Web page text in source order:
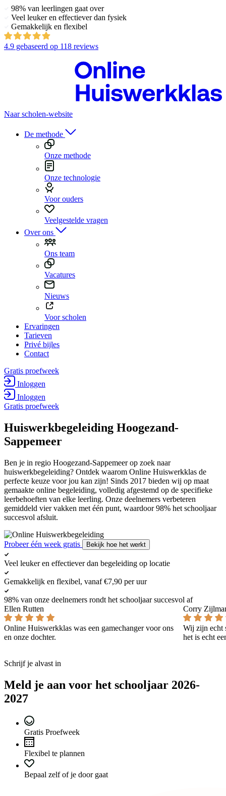
98% van leerlingen gaat over
Veel leuker en effectiever dan fysiek
Gemakkelijk en flexibel
4.9 gebaseerd op 118 reviews
Naar scholen-website
De methode
Onze methode
Onze technologie
Voor ouders
Veelgestelde vragen
Over ons
Ons team
Vacatures
Nieuws
Voor scholen
Ervaringen
Tarieven
Privé bijles
Contact
Gratis proefweek
Inloggen
Inloggen
Gratis proefweek
Huiswerk­begeleiding Hoogezand-
Sappemeer
Ben je in regio Hoogezand-Sappemeer op zoek naar
huiswerkbegeleiding? Ontdek waarom Online Huiswerkklas de
perfecte keuze voor jou kan zijn! Sinds 2017 bieden wij op maat
gemaakte online begeleiding, volledig afgestemd op de specifieke
leerbehoeften van elke leerling. Onze deelnemers verbeteren
gemiddeld vier vakken met één punt, waardoor 98% het schooljaar
succesvol afsluit.
Probeer één week gratis Bekijk hoe het werkt
Veel leuker en effectiever dan begeleiding op locatie
Gemakkelijk en flexibel, vanaf €7,90 per uur
98% van onze deelnemers rondt het schooljaar succesvol af
Ellen Rutten
Online Huiswerkklas was een gamechanger voor ons
en onze dochter.
Corry
Wij zijn echt
het is echt
Schrijf je alvast in
Meld je aan voor het schooljaar 2026-
2027
Gratis Proefweek
Flexibel te plannen
Bepaal zelf of je door gaat